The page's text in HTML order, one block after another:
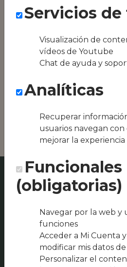
RR.HH
Conseguimos la
oferta local de tu
ser Restaurante
Casa Ani o HOSTAL
ANDALUS
Servicios
Visualización de
vídeos de Youtube
Chat de ayuda y
Analíticas
Recuperar
usuarios navegan
mejorar la
Funcionales
(obligatorias)
Navegar por la web y
funciones
Acceder a Mi Cuenta
modificar mis datos
Personalizar el